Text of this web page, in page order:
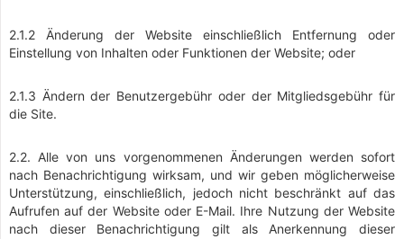
2.1.2 Änderung der Website einschließlich Entfernung oder
Einstellung von Inhalten oder Funktionen der Website; oder
2.1.3 Ändern der Benutzergebühr oder der Mitgliedsgebühr für
die Site.
2.2. Alle von uns vorgenommenen Änderungen werden sofort
nach Benachrichtigung wirksam, und wir geben möglicherweise
Unterstützung, einschließlich, jedoch nicht beschränkt auf das
Aufrufen auf der Website oder E-Mail. Ihre Nutzung der Website
nach dieser Benachrichtigung gilt als Anerkennung dieser